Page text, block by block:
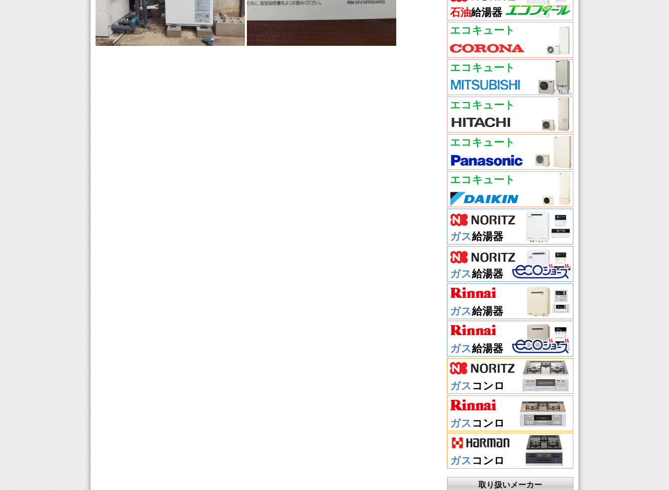
石油給湯器
エコキュート
エコキュート
エコキュート
エコキュート
エコキュート
ガス給湯器
ガス給湯器
ガス給湯器
ガス給湯器
ガス コンロ
ガス コンロ
ガス コンロ
取り扱いメーカー